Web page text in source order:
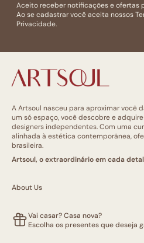
Aceito receber notificações e ofertas
Ao se cadastrar você aceita nossos
Privacidade.
A Artsoul nasceu para aproximar você
um só espaço, você descobre e
designers independentes. Com uma
alinhada à estética contemporânea,
brasileira.
Artsoul, o extraordinário em cada
About Us
Vai casar? Casa nova?
Escolha os presentes que deseja